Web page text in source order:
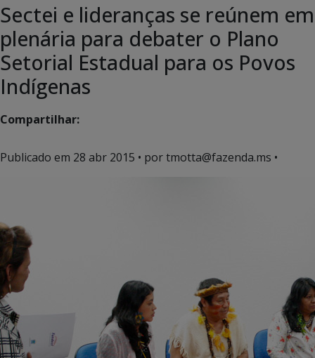
Sectei e lideranças se reúnem em
plenária para debater o Plano
Setorial Estadual para os Povos
Indígenas
Compartilhar:
Publicado em 28 abr 2015 • por tmotta@fazenda.ms •